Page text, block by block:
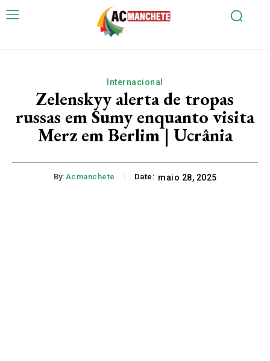
Internacional
Zelenskyy alerta de tropas
russas em Sumy enquanto visita
Merz em Berlim | Ucrânia
By: Acmanchete Date: maio 28, 2025